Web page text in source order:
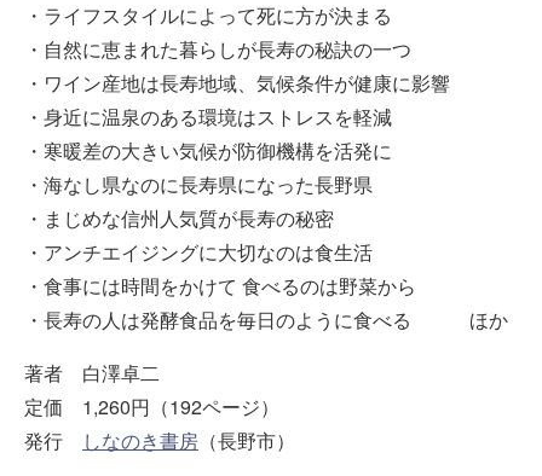
・ライフスタイルによって死に方が決まる
・自然に恵まれた暮らしが長寿の秘訣の一つ
・ワイン産地は長寿地域、気候条件が健康に影響
・身近に温泉のある環境はストレスを軽減
・寒暖差の大きい気候が防御機構を活発に
・海なし県なのに長寿県になった長野県
・まじめな信州人気質が長寿の秘密
・アンチエイジングに大切なのは食生活
・食事には時間をかけて 食べるのは野菜から
・長寿の人は発酵食品を毎日のように食べる ほか
著者 白澤卓二
定価 1,260円（192ページ）
発行
しなのき書房 （長野市）